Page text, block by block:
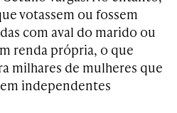
votassem ou fossem
com aval do marido ou
renda própria, o que
milhares de mulheres que
independentes